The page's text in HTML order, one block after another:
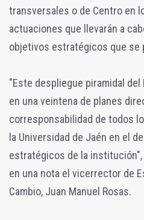
transversales o de Centro en
actuaciones que llevarán a
objetivos estratégicos que se
"Este despliegue piramidal
en una veintena de planes
corresponsabilidad de todos
la Universidad de Jaén en el
estratégicos de la
en una nota el vicerrector de
Cambio, Juan Manuel Rosas.